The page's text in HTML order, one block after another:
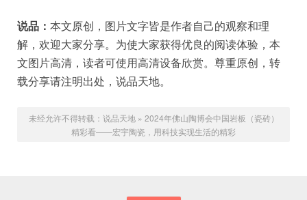
说品： 本文原创，图片文字皆是作者自己的观察和理
解，欢迎大家分享。为使大家获得优良的阅读体验，本
文图片高清，读者可使用高清设备欣赏。尊重原创，转
载分享请注明出处，说品天地。
未经允许不得转载： 说品天地» 2024年佛山陶博会中国岩板（瓷砖）
精彩看——宏宇陶瓷，用科技实现生活的精彩